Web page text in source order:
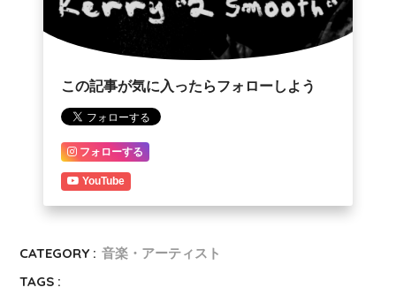
この記事が気に入ったらフォローしよう
フォローする
YouTube
CATEGORY : 音楽・アーティスト
TAGS :